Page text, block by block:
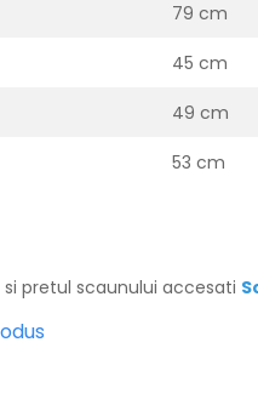
79 cm
45 cm
49 cm
53 cm
pretul scaunului accesati